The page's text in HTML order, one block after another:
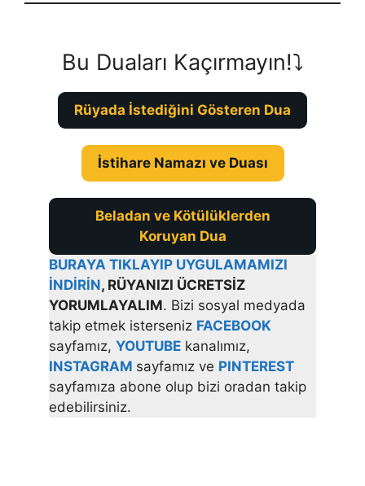
Bu Duaları Kaçırmayın!⤵️
Rüyada İstediğini Gösteren Dua
İstihare Namazı ve Duası
Beladan ve Kötülüklerden
Koruyan Dua
BURAYA TIKLAYIP UYGULAMAMIZI
İNDİRİN, RÜYANIZI ÜCRETSİZ
YORUMLAYALIM. Bizi sosyal medyada
takip etmek isterseniz FACEBOOK
sayfamız, YOUTUBE kanalımız,
INSTAGRAM sayfamız ve PINTEREST
sayfamıza abone olup bizi oradan takip
edebilirsiniz.